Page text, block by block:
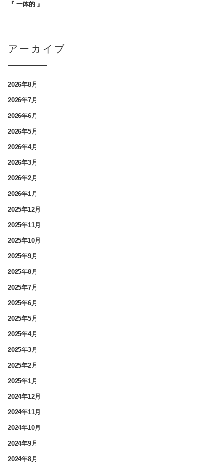
『 一体的 』
アーカイブ
2026年8月
2026年7月
2026年6月
2026年5月
2026年4月
2026年3月
2026年2月
2026年1月
2025年12月
2025年11月
2025年10月
2025年9月
2025年8月
2025年7月
2025年6月
2025年5月
2025年4月
2025年3月
2025年2月
2025年1月
2024年12月
2024年11月
2024年10月
2024年9月
2024年8月